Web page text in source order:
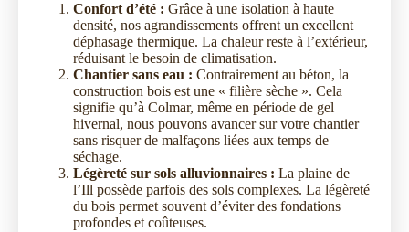
Confort d’été : Grâce à une isolation à haute
densité, nos agrandissements offrent un excellent
déphasage thermique. La chaleur reste à l’extérieur,
réduisant le besoin de climatisation.
Chantier sans eau : Contrairement au béton, la
construction bois est une « filière sèche ». Cela
signifie qu’à Colmar, même en période de gel
hivernal, nous pouvons avancer sur votre chantier
sans risquer de malfaçons liées aux temps de
séchage.
Légèreté sur sols alluvionnaires : La plaine de
l’Ill possède parfois des sols complexes. La légèreté
du bois permet souvent d’éviter des fondations
profondes et coûteuses.